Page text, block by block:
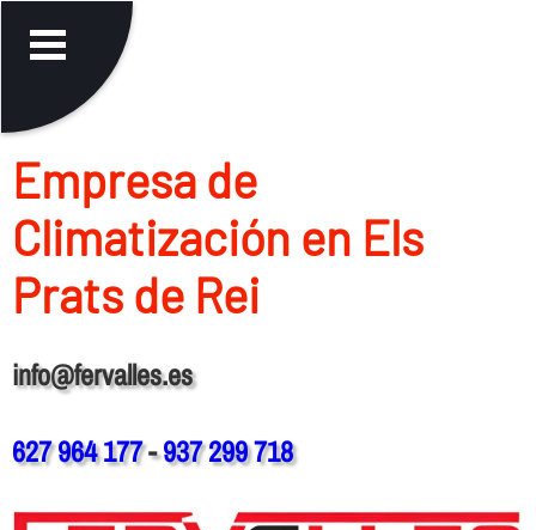
Empresa de
Climatización en Els
Prats de Rei
info@fervalles.es
627 964 177-937 299 718